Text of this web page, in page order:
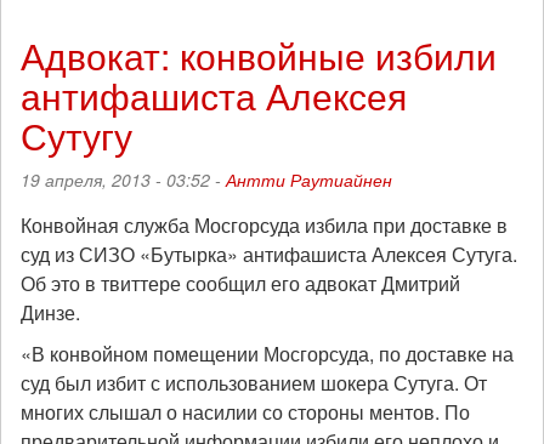
дела
антифашистов"
продлены
сроки
содержания
под
Адвокат: конвойные избили
антифашиста Алексея
Сутугу
19 апреля, 2013 - 03:52 -Антти Раутиайнен
Конвойная служба Мосгорсуда избила при доставке в
суд из СИЗО «Бутырка» антифашиста Алексея Сутуга.
Об это в твиттере сообщил его адвокат Дмитрий
Динзе.
«В конвойном помещении Мосгорсуда, по доставке на
суд был избит с использованием шокера Сутуга. От
многих слышал о насилии со стороны ментов. По